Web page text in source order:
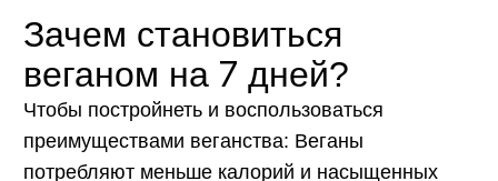
Зачем становиться
веганом на 7 дней?
Чтобы постройнеть и воспользоваться
преимуществами веганства: Веганы
потребляют меньше калорий и насыщенных